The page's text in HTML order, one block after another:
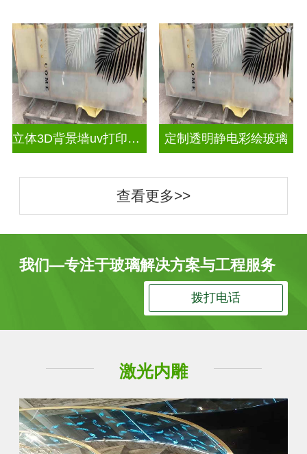
立体3D背景墙uv打印玻璃 定制透明静电彩绘玻璃
查看更多>>
我们—专注于玻璃解决方案与工程服务
拨打电话
激光内雕